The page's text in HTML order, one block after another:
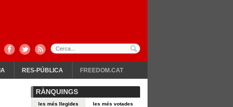
RES-PÚBLICA FREEDOM.CAT
RÀNQUINGS
les més llegides les més votades